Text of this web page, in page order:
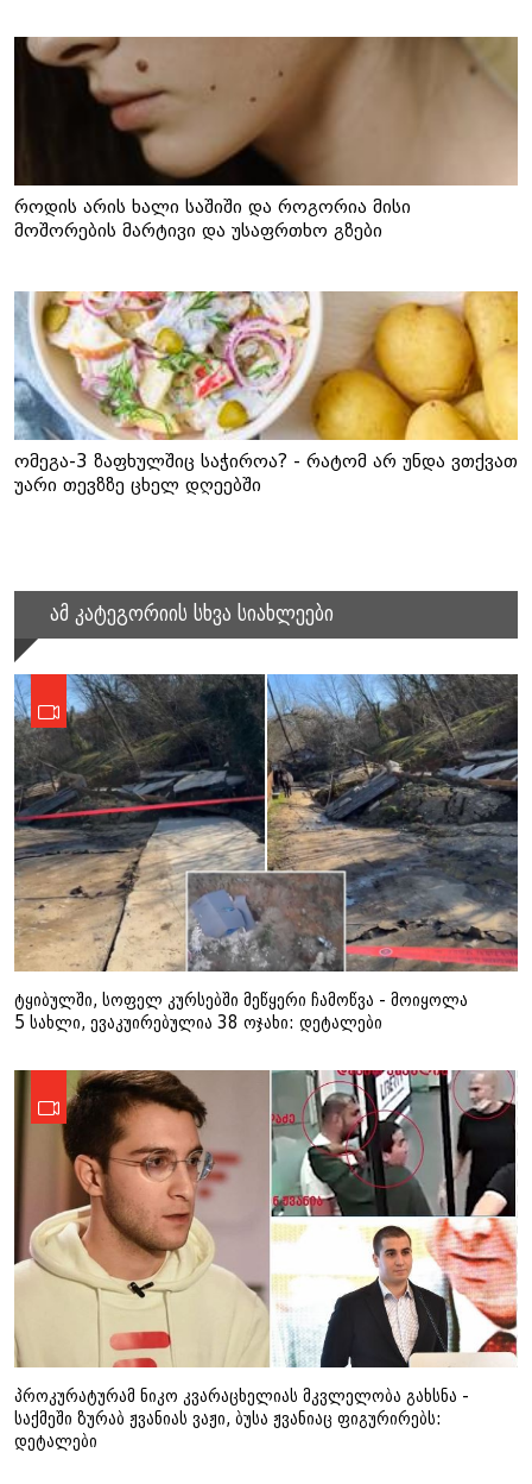
როდის არის ხალი საშიში და როგორია მისი
მოშორების მარტივი და უსაფრთხო გზები
ომეგა-3 ზაფხულშიც საჭიროა? - რატომ არ უნდა ვთქვათ
უარი თევზზე ცხელ დღეებში
ამ კატეგორიის სხვა სიახლეები
ტყიბულში, სოფელ კურსებში მეწყერი ჩამოწვა - მოიყოლა
5 სახლი, ევაკუირებულია 38 ოჯახი: დეტალები
პროკურატურამ ნიკო კვარაცხელიას მკვლელობა გახსნა -
საქმეში ზურაბ ჟვანიას ვაჟი, ბუსა ჟვანიაც ფიგურირებს:
დეტალები